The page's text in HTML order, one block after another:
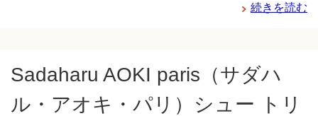
続きを読む
Sadaharu AOKI paris（サダハ
ル・アオキ・パリ）シュー トリ